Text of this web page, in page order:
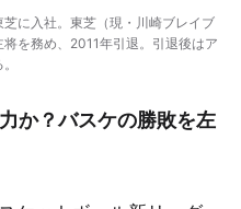
に入社。東芝（現・川崎ブレイブ
を務め、2011年引退。引退後はア
か？バスケの勝敗を左